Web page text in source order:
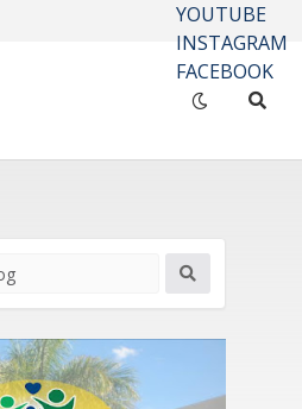
YOUTUBE
INSTAGRAM
FACEBOOK